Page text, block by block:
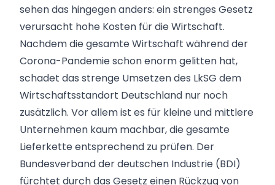
sehen das hingegen anders: ein strenges Gesetz
verursacht hohe Kosten für die Wirtschaft.
Nachdem die gesamte Wirtschaft während der
Corona-Pandemie schon enorm gelitten hat,
schadet das strenge Umsetzen des LkSG dem
Wirtschaftsstandort Deutschland nur noch
zusätzlich. Vor allem ist es für kleine und mittlere
Unternehmen kaum machbar, die gesamte
Lieferkette entsprechend zu prüfen. Der
Bundesverband der deutschen Industrie (BDI)
fürchtet durch das Gesetz einen Rückzug von